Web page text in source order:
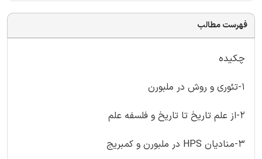
فهرست مطالب
چکیده
1-تئوری و روش در ملبورن
2-از علم تاریخ تا تاریخ و فلسفه علم
3-منادیان HPS در ملبورن و کمبریج